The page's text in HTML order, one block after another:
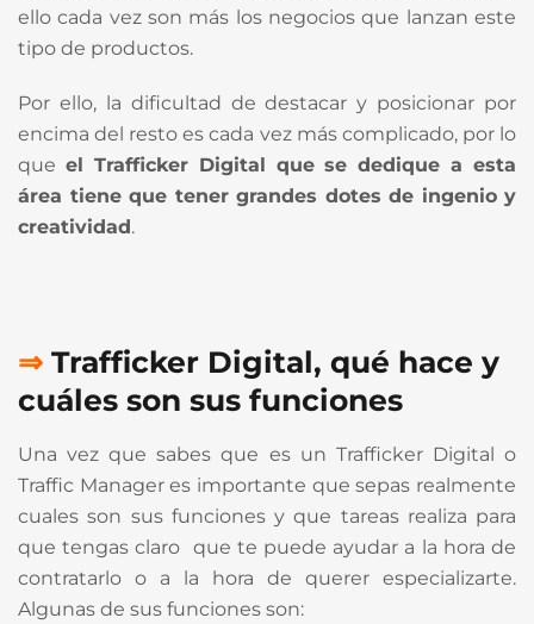
ello cada vez son más los negocios que lanzan este
tipo de productos.
Por ello, la dificultad de destacar y posicionar por
encima del resto es cada vez más complicado, por lo
que el Trafficker Digital que se dedique a esta
área tiene que tener grandes dotes de ingenio y
creatividad .
⇒ Trafficker Digital, qué hace y
cuáles son sus funciones
Una vez que sabes que es un Trafficker Digital o
Traffic Manager es importante que sepas realmente
cuales son sus funciones y que tareas realiza para
que tengas claro que te puede ayudar a la hora de
contratarlo o a la hora de querer especializarte.
Algunas de sus funciones son: